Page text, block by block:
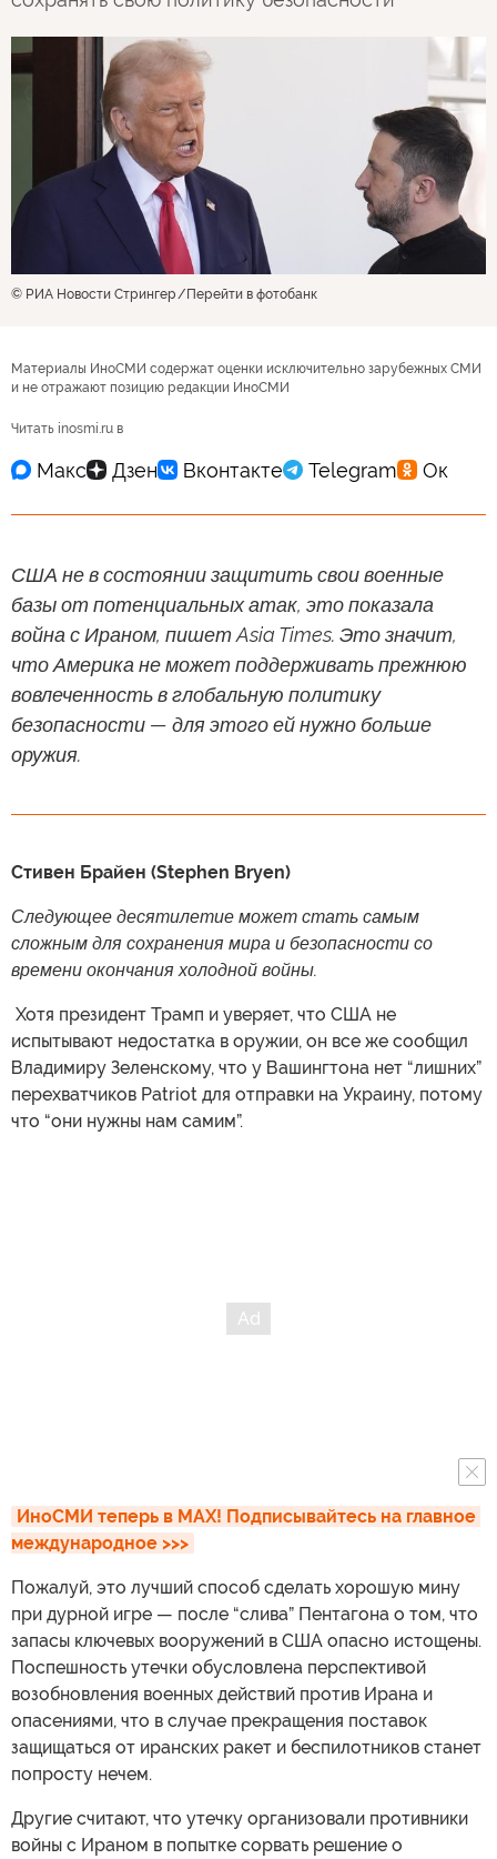
© РИА Новости Стрингер Перейти в фотобанк
Материалы ИноСМИ содержат оценки исключительно зарубежных СМИ
и не отражают позицию редакции ИноСМИ
Читать inosmi.ru в
США не в состоянии защитить свои военные
базы от потенциальных атак, это показала
война с Ираном, пишет Asia Times. Это значит,
что Америка не может поддерживать прежнюю
вовлеченность в глобальную политику
безопасности — для этого ей нужно больше
оружия.
Стивен Брайен (Stephen Bryen)
Следующее десятилетие может стать самым
сложным для сохранения мира и безопасности со
времени окончания холодной войны.
​ Хотя президент Трамп и уверяет, что США не
испытывают недостатка в оружии, он все же сообщил
Владимиру Зеленскому, что у Вашингтона нет “лишних”
перехватчиков Patriot для отправки на Украину, потому
что “они нужны нам самим”.
ИноСМИ теперь в MAX! Подписывайтесь на главное
международное >>>
Пожалуй, это лучший способ сделать хорошую мину
при дурной игре — после “слива” Пентагона о том, что
запасы ключевых вооружений в США опасно истощены.
Поспешность утечки обусловлена перспективой
возобновления военных действий против Ирана и
опасениями, что в случае прекращения поставок
защищаться от иранских ракет и беспилотников станет
попросту нечем.
Другие считают, что утечку организовали противники
войны с Ираном в попытке сорвать решение о